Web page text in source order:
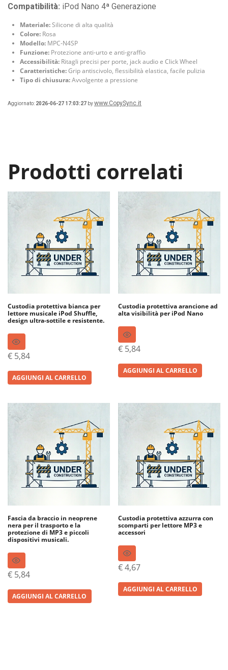
Compatibilità: iPod Nano 4ª Generazione
Materiale:Silicone di alta qualità
Colore: Rosa
Modello: MPC-N4SP
Funzione: Protezione anti-urto e anti-graffio
Accessibilità: Ritagli precisi per porte, jack audio e Click Wheel
Caratteristiche:Grip antiscivolo, flessibilità elastica, facile pulizia
Tipo di chiusura:Avvolgente a pressione
Aggiornato: 2026-06-27 17:03:27 bywww.CopySync.it
Prodotti correlati
Custodia protettiva bianca per
lettore musicale iPod Shuffle,
design ultra-sottile e resistente.
€ 5,84
AGGIUNGI AL CARRELLO
Custodia protettiva arancione ad
alta visibilità per iPod Nano
€ 5,84
AGGIUNGI AL CARRELLO
Fascia da braccio in neoprene
nera per il trasporto e la
protezione di MP3 e piccoli
dispositivi musicali.
€ 5,84
AGGIUNGI AL CARRELLO
Custodia protettiva azzurra con
scomparti per lettore MP3 e
accessori
€4,67
AGGIUNGI AL CARRELLO